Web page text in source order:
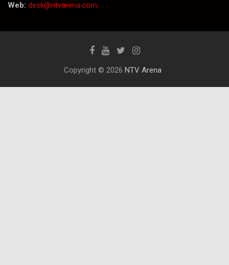
Web: desk@ntvarena.com
Copyright © 2026 NTV Arena